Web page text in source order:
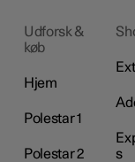
Udforsk &
køb
Hjem
Polestar 1
Polestar 2
s